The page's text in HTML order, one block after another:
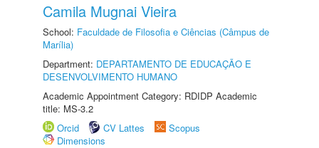
Camila Mugnai Vieira
School: Faculdade de Filosofia e Ciências (Câmpus de
Marília)
Department: DEPARTAMENTO DE EDUCAÇÃO E
DESENVOLVIMENTO HUMANO
Academic Appointment Category: RDIDP Academic
title: MS-3.2
Orcid
CV Lattes
Scopus
Dimensions